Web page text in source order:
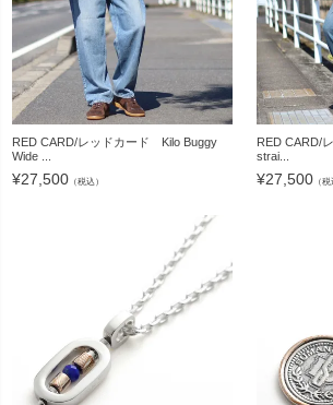
RED CARD/レッドカード Kilo Buggy
Wide ...
¥27,500 （税込）
RED CARD/
strai...
¥27,500 （税